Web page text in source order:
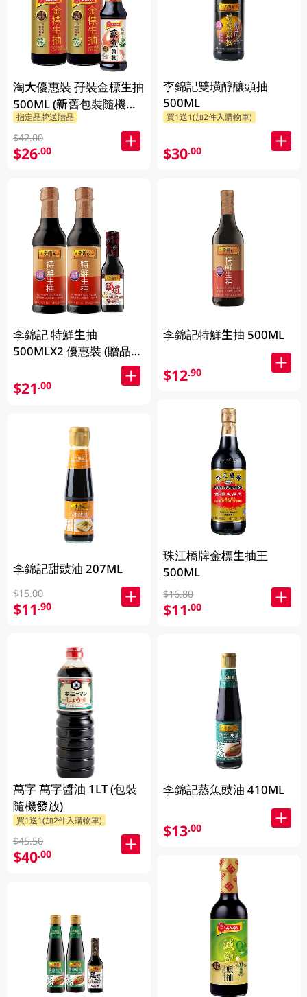
淘大優惠裝 孖裝金標生抽
500ML (新舊包裝隨機發
送)
指定品牌送贈品
$42.00
$26.00
李錦記 特鮮生抽
500MLX2 優惠裝 (贈品隨
$21.00
李錦記甜豉油 207ML
$15.00
$11.90
萬字 萬字醬油 1LT (包裝
隨機發放)
買1送1(加2件入購物車)
$45.50
$40.00
李錦記雙璜醇釀頭抽
500ML
買1送1(加2件入購物車)
$30.00
李錦記特鮮生抽 500ML
$12.90
珠江橋牌金標生抽王
500ML
$16.80
$11.00
李錦記蒸魚豉油 410ML
$13.00